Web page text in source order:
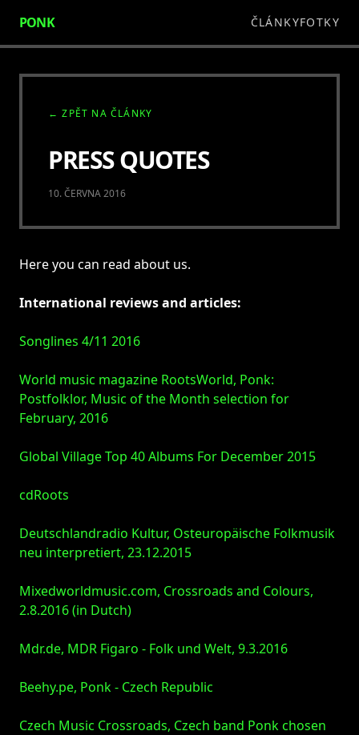
PONK ČLÁNKYFOTKY
← ZPĚT NA ČLÁNKY
PRESS QUOTES
10. ČERVNA 2016
Here you can read about us.
International reviews and articles:
Songlines 4/11 2016
World music magazine RootsWorld, Ponk:
Postfolklor, Music of the Month selection for
February, 2016
Global Village Top 40 Albums For December 2015
cdRoots
Deutschlandradio Kultur, Osteuropäische Folkmusik
neu interpretiert, 23.12.2015
Mixedworldmusic.com, Crossroads and Colours,
2.8.2016 (in Dutch)
Mdr.de, MDR Figaro - Folk und Welt, 9.3.2016
Beehy.pe, Ponk - Czech Republic
Czech Music Crossroads, Czech band Ponk chosen